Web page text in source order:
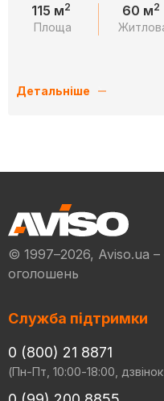
115 м2
Площа
60 м2
Детальніше
© 1997–2026, Aviso.ua –
оголошень
Служба підтримки
0 (800) 21 8871
(Пн-Пт, 10:00-18:00,